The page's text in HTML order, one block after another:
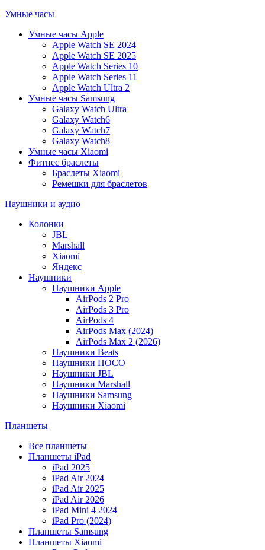
Умные часы
Умные часы Apple
Apple Watch SE 2024
Apple Watch SE 2025
Apple Watch Series 10
Apple Watch Series 11
Apple Watch Ultra 2
Умные часы Samsung
Galaxy Watch Ultra
Galaxy Watch6
Galaxy Watch7
Galaxy Watch8
Умные часы Xiaomi
Фитнес браслеты
Браслеты Xiaomi
Ремешки для браслетов
Наушники и аудио
Колонки
JBL
Marshall
Xiaomi
Яндекс
Наушники
Наушники Apple
AirPods 2 Pro
AirPods 3 Pro
AirPods 4
AirPods Max (2024)
AirPods Max 2 (2026)
Наушники Beats
Наушники HOCO
Наушники JBL
Наушники Marshall
Наушники Samsung
Наушники Xiaomi
Планшеты
Все планшеты
Планшеты iPad
iPad 2025
iPad Air 2024
iPad Air 2025
iPad Air 2026
iPad Mini 4 2024
iPad Pro (2024)
Планшеты Samsung
Планшеты Xiaomi